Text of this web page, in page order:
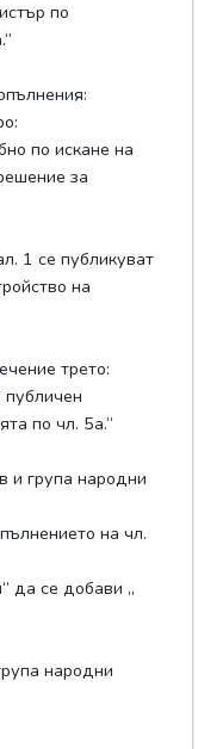
по
по искане на
за
1 се публикуват
на
трето:
по чл. 5а.“
и група народни
на чл.
да се добави „
народни